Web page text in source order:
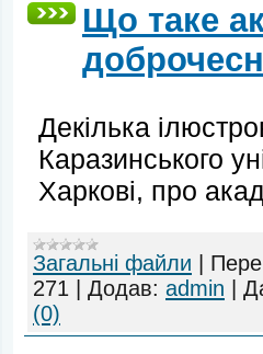
Що таке
Декілька
Каразинського
Харкові, про
Загальні файли
271
Додав: admin
(0)